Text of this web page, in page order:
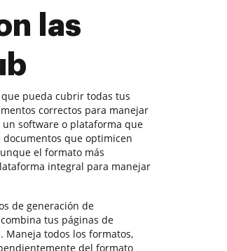
las
pueda cubrir todas tus
correctos para manejar
software o plataforma que
que optimicen
el formato más
integral para manejar
de generación de
tus páginas de
Maneja todos los formatos,
del formato